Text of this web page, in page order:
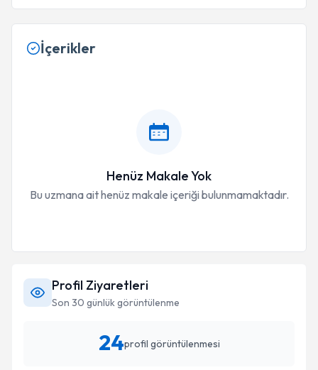
İçerikler
Henüz Makale Yok
Bu uzmana ait henüz makale içeriği bulunmamaktadır.
Profil Ziyaretleri
Son 30 günlük görüntülenme
24profil görüntülenmesi